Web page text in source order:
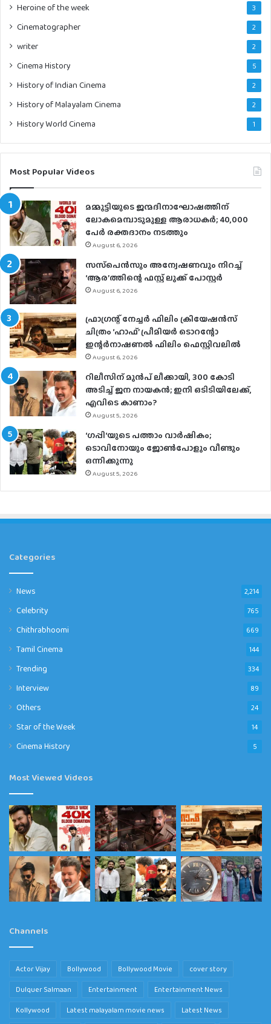
Heroine of the week 3
Cinematographer 2
writer 2
Cinema History 5
History of Indian Cinema 2
History of Malayalam Cinema 2
History World Cinema 1
Most Popular Videos
മമ്മൂട്ടിയുടെ ജന്മദിനാഘോഷത്തിന്
ലോകമെമ്പാടുമുള്ള ആരാധകര്‍; 40,000
പേര്‍ രക്തദാനം നടത്തും
August 6, 2026
സസ്‌പെന്‍സും അന്വേഷണവും നിറച്ച്
‘ആര’ത്തിന്റെ ഫസ്റ്റ് ലുക്ക് പോസ്റ്റര്‍
August 6, 2026
ഫ്രാഗ്രന്റ് നേച്ചര്‍ ഫിലിം ക്രിയേഷന്‍സ്
ചിത്രം ‘ഹാഫ്’ പ്രീമിയര്‍ ടൊറന്റോ
ഇന്റര്‍നാഷണല്‍ ഫിലിം ഫെസ്റ്റിവലില്‍
August 6, 2026
റിലീസിന് മുൻപ് ലീക്കായി, 300 കോടി
അടിച്ച് ജന നായകൻ; ഇനി ഒടിടിയിലേക്ക്,
എവിടെ കാണാം?
August 5, 2026
‘ഗപ്പി‘യുടെ പത്താം വാർഷികം;
ടൊവിനോയും ജോൺപോളും വീണ്ടും
ഒന്നിക്കുന്നു
August 5, 2026
Categories
News 2,214
Celebrity 765
Chithrabhoomi 669
Tamil Cinema 144
Trending 334
Interview 89
Others 24
Star of the Week 14
Cinema History 5
Most Viewed Videos
Channels
Actor Vijay Bollywood Bollywood Movie
cover story
Dulquer Salmaan
Entertainment
Entertainment News
Kollywood
Latest malayalam movie news Latest News